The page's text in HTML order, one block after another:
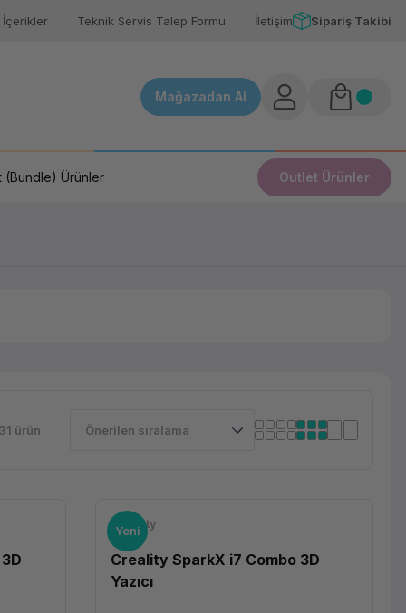
İçerikler Teknik Servis Talep Formu İletişim Sipariş Takibi
Mağazadan Al
(Bundle) Ürünler Outlet Ürünler
ürün
Yeni
Creality
Creality SparkX i7 Combo 3D
Yazıcı